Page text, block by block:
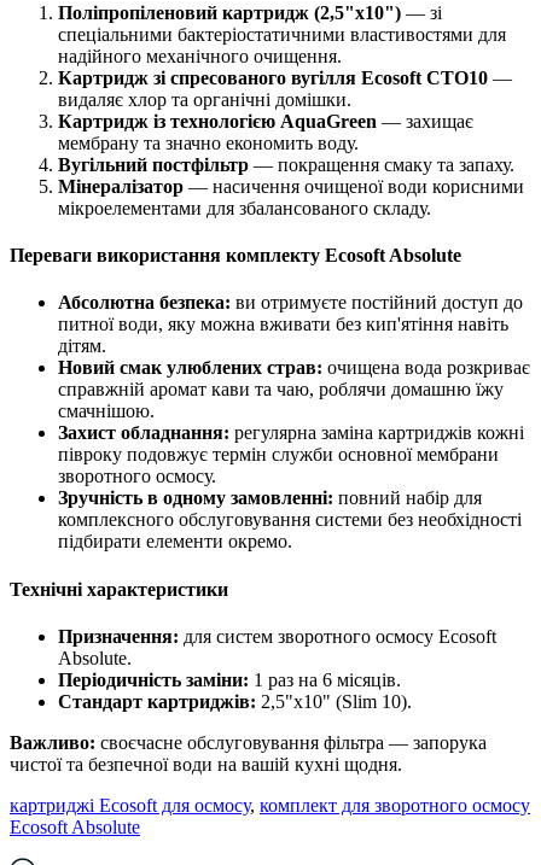
Поліпропіленовий картридж (2,5"х10") — зі
спеціальними бактеріостатичними властивостями для
надійного механічного очищення.
Картридж зі спресованого вугілля Ecosoft CTO10 —
видаляє хлор та органічні домішки.
Картридж із технологією AquaGreen — захищає
мембрану та значно економить воду.
Вугільний постфільтр — покращення смаку та запаху.
Мінералізатор — насичення очищеної води корисними
мікроелементами для збалансованого складу.
Переваги використання комплекту Ecosoft Absolute
Абсолютна безпека: ви отримуєте постійний доступ до
питної води, яку можна вживати без кип'ятіння навіть
дітям.
Новий смак улюблених страв: очищена вода розкриває
справжній аромат кави та чаю, роблячи домашню їжу
смачнішою.
Захист обладнання: регулярна заміна картриджів кожні
півроку подовжує термін служби основної мембрани
зворотного осмосу.
Зручність в одному замовленні: повний набір для
комплексного обслуговування системи без необхідності
підбирати елементи окремо.
Технічні характеристики
Призначення: для систем зворотного осмосу Ecosoft
Absolute.
Періодичність заміни: 1 раз на 6 місяців.
Стандарт картриджів: 2,5"х10" (Slim 10).
Важливо: своєчасне обслуговування фільтра — запорука
чистої та безпечної води на вашій кухні щодня.
картриджі Ecosoft для осмосу, комплект для зворотного осмосу
Ecosoft Absolute